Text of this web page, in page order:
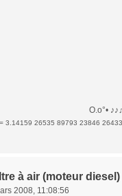
O.o°•
3.14159 26535 89793 23846
à air (moteur diesel)
2008, 11:08:56